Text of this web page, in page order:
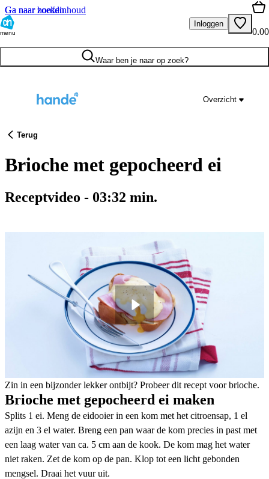
Ga naar hoofdinhoud
Ga naar zoeken
menu
Inloggen
0.00
Waar ben je naar op zoek?
Overzicht
Terug
Brioche met gepocheerd ei
Receptvideo - 03:32 min.
Zin in een bijzonder lekker ontbijt? Probeer dit recept voor brioche.
Brioche met gepocheerd ei maken
Splits 1 ei. Meng de eidooier in een kom met het citroensap, 1 el
azijn en 3 el water. Breng een pan waar de kom precies in past met
een laag water van ca. 5 cm aan de kook. De kom mag het water
niet raken. Zet de kom op de pan. Klop tot een licht gebonden
mengsel. Draai het vuur uit.